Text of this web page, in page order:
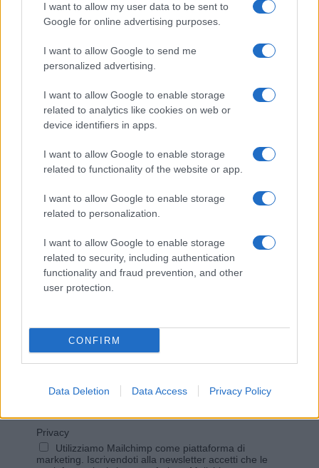
I want to allow my user data to be sent to
Google for online advertising purposes.
I want to allow Google to send me
personalized advertising.
I want to allow Google to enable storage
related to analytics like cookies on web or
device identifiers in apps.
I want to allow Google to enable storage
related to functionality of the website or app.
I want to allow Google to enable storage
related to personalization.
I want to allow Google to enable storage
related to security, including authentication
functionality and fraud prevention, and other
user protection.
CONFIRM
Data Deletion Data Access Privacy Policy
I nostri cari
Giovannimaria Cabras
Invia un Comunicato Stampa| Pubblicità Segnala
Vuoi rimanere sempre aggiornato?
email periodiche contenenti le ultime notizie pubblicate
sul sito web!
*
Privacy
Utilizziamo Mailchimp come piattaforma di
marketing. Iscrivendoti alla newsletter accetti che le